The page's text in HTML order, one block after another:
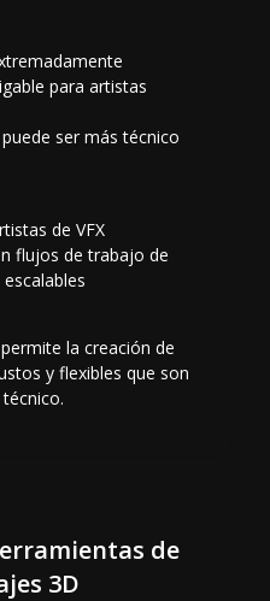
para artistas
ser más técnico
de VFX
flujos de trabajo de
la creación de
y flexibles que son
de
3D